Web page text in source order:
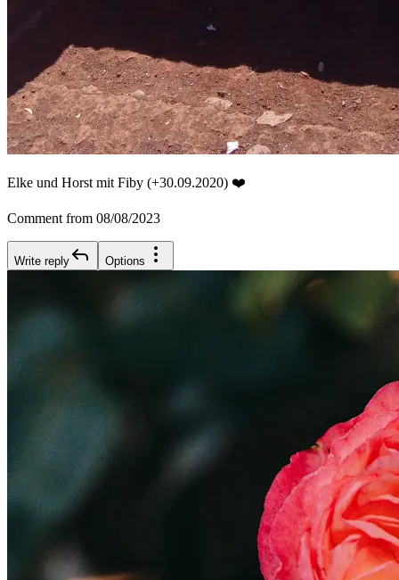
Elke und Horst mit Fiby (+30.09.2020) ❤️
Comment from 08/08/2023
Write reply Options